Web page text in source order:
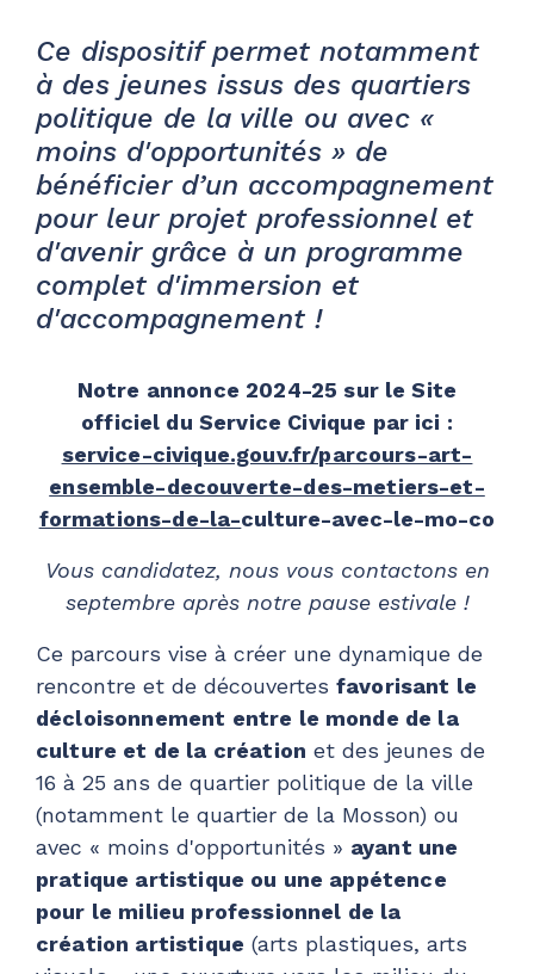
Ce dispositif permet notamment
à des jeunes issus des quartiers
politique de la ville ou avec «
moins d'opportunités » de
bénéficier d’un accompagnement
pour leur projet professionnel et
d'avenir grâce à un programme
complet d'immersion et
d'accompagnement !
Notre annonce 2024-25 sur le Site
officiel du Service Civique par ici :
service-civique.gouv.fr/parcours-art-
ensemble-decouverte-des-metiers-et-
formations-de-la-culture-avec-le-mo-co
Vous candidatez, nous vous contactons en
septembre après notre pause estivale !
Ce parcours vise à créer une dynamique de
rencontre et de découvertes favorisant le
décloisonnement entre le monde de la
culture et de la création et des jeunes de
16 à 25 ans de quartier politique de la ville
(notamment le quartier de la Mosson) ou
avec « moins d'opportunités » ayant une
pratique artistique ou une appétence
pour le milieu professionnel de la
création artistique (arts plastiques, arts